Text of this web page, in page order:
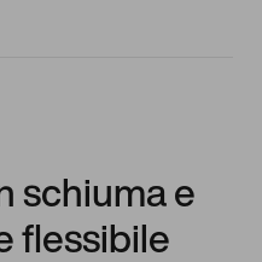
schiuma e
flessibile